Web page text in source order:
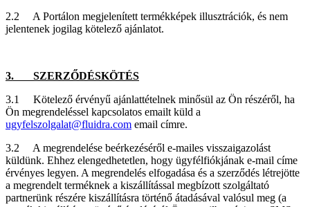
2.2 A Portálon megjelenített termékképek illusztrációk, és nem
jelentenek jogilag kötelező ajánlatot.
3. SZERZŐDÉSKÖTÉS
3.1 Kötelező érvényű ajánlattételnek minősül az Ön részéről, ha
Ön megrendeléssel kapcsolatos emailt küld a
ugyfelszolgalat@fluidra.com email címre.
3.2 A megrendelése beérkezéséről e-mailes visszaigazolást
küldünk. Ehhez elengedhetetlen, hogy ügyfélfiókjának e-mail címe
érvényes legyen. A megrendelés elfogadása és a szerződés létrejötte
a megrendelt terméknek a kiszállítással megbízott szolgáltató
partnerünk részére kiszállításra történő átadásával valósul meg (a